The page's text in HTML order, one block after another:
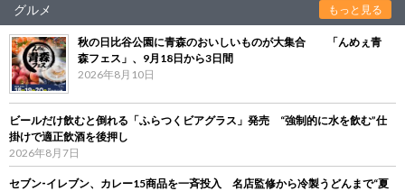
グルメ もっと見る
秋の日比谷公園に青森のおいしいものが大集合 「んめぇ青
森フェス」、9月18日から3日間
2026年8月10日
ビールだけ飲むと倒れる「ふらつくビアグラス」発売 “強制的に水を飲む”仕
掛けで適正飲酒を後押し
2026年8月7日
セブン‐イレブン、カレー15商品を一斉投入 名店監修から冷製うどんまで“夏